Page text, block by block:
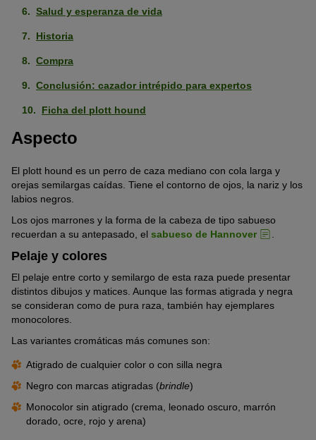
Salud y esperanza de vida
Historia
Compra
Conclusión: cazador intrépido para expertos
Ficha del plott hound
Aspecto
El plott hound es un perro de caza mediano con cola larga y
orejas semilargas caídas. Tiene el contorno de ojos, la nariz y los
labios negros.
Los ojos marrones y la forma de la cabeza de tipo sabueso
recuerdan a su antepasado, el sabueso de Hannover
Pelaje y colores
El pelaje entre corto y semilargo de esta raza puede presentar
distintos dibujos y matices. Aunque las formas atigrada y negra
se consideran como de pura raza, también hay ejemplares
monocolores.
Las variantes cromáticas más comunes son:
Atigrado de cualquier color o con silla negra
Negro con marcas atigradas (brindle)
Monocolor sin atigrado (crema, leonado oscuro, marrón
dorado, ocre, rojo y arena)